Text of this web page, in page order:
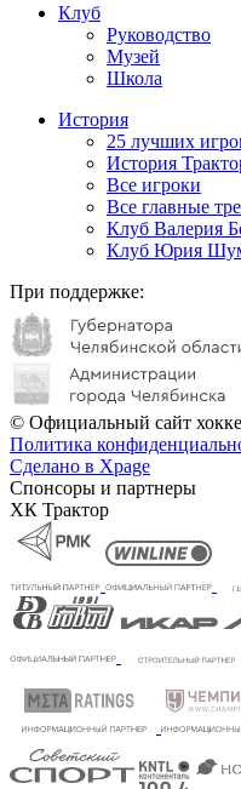
Клуб
Руководство
Музей
Школа
История
25 лучших
История
Все игроки
Все главные
Клуб Валерия
Клуб Юрия
При поддержке:
© Официальный сайт
Политика
Сделано в Xpage
Спонсоры и партнеры
ХК Трактор